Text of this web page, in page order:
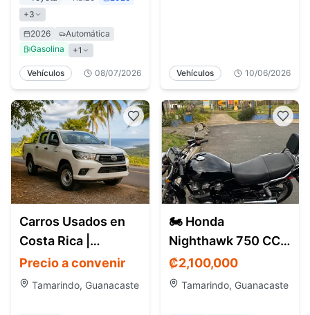
+3
2026
Automática
Gasolina
+1
Vehículos 08/07/2026 Vehículos 10/06/2026
Carros Usados en
Costa Rica |
Encuentra
Vehículos en Todo
Precio a convenir
Tamarindo, Guanacaste
🏍️ Honda
Nighthawk 750 CC –
Modelo 2000
₡2,100,000
Tamarindo, Guanacaste